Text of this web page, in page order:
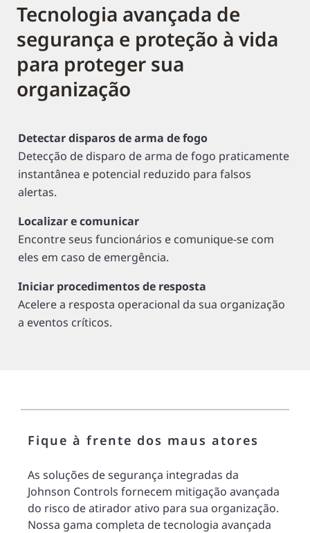
Tecnologia avançada de
segurança e proteção à vida
para proteger sua
organização
Detectar disparos de arma de fogo
Detecção de disparo de arma de fogo praticamente
instantânea e potencial reduzido para falsos
alertas.
Localizar e comunicar
Encontre seus funcionários e comunique-se com
eles em caso de emergência.
Iniciar procedimentos de resposta
Acelere a resposta operacional da sua organização
a eventos críticos.
Fique à frente dos maus atores
As soluções de segurança integradas da
Johnson Controls fornecem mitigação avançada
do risco de atirador ativo para sua organização.
Nossa gama completa de tecnologia avançada